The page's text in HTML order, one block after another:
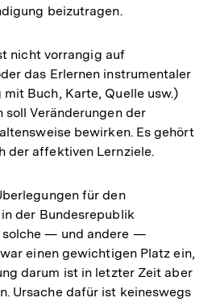
beizutragen.
nicht vorrangig auf
das Erlernen instrumentaler
Buch, Karte, Quelle usw.)
Veränderungen der
bewirken. Es gehört
der affektiven Lernziele.
für den
der Bundesrepublik
solche — und andere —
einen gewichtigen Platz ein,
darum ist in letzter Zeit aber
Ursache dafür ist keineswegs